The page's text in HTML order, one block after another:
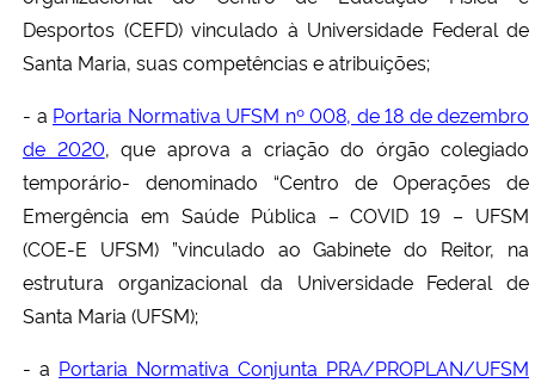
Desportos (CEFD) vinculado à Universidade Federal de
Santa Maria, suas competências e atribuições;
- a Portaria Normativa UFSM nº 008, de 18 de dezembro
de 2020, que aprova a criação do órgão colegiado
temporário- denominado “Centro de Operações de
Emergência em Saúde Pública – COVID 19 – UFSM
(COE-E UFSM) ”vinculado ao Gabinete do Reitor, na
estrutura organizacional da Universidade Federal de
Santa Maria (UFSM);
- a Portaria Normativa Conjunta PRA/PROPLAN/UFSM